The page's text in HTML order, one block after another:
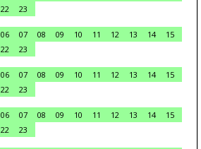
22
23
06 07 08 09 10 11 12 13 14
15
22
23
06 07 08 09 10 11 12 13 14
15
22
23
06 07 08 09 10 11 12 13 14
15
22
23